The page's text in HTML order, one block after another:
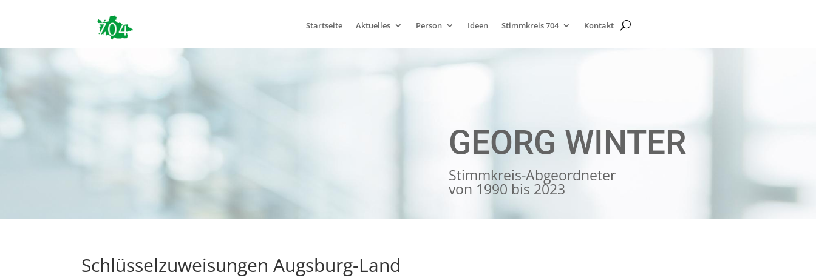
Startseite Aktuelles Person Ideen Stimmkreis 704 Kontakt
GEORG WINTER
Stimmkreis-Abgeordneter
von 1990 bis 2023
Schlüsselzuweisungen Augsburg-Land